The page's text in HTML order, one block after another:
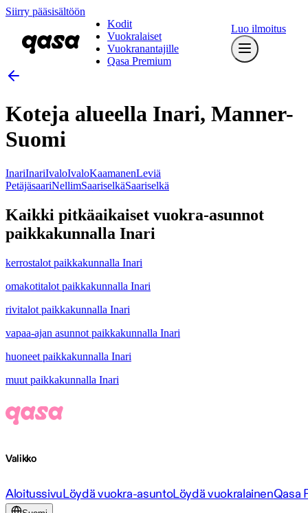
Siirry pääsisältöön
Kodit
Vuokralaiset
Vuokranantajille
Qasa Premium
Luo ilmoitus
Koteja alueella Inari, Manner-
Suomi
InariInariIvaloIvaloKaamanenLeviä
PetäjäsaariNellimSaariselkäSaariselkä
Kaikki pitkäaikaiset vuokra-asunnot
paikkakunnalla Inari
kerrostalot paikkakunnalla Inari
omakotitalot paikkakunnalla Inari
rivitalot paikkakunnalla Inari
vapaa-ajan asunnot paikkakunnalla Inari
huoneet paikkakunnalla Inari
muut paikkakunnalla Inari
Valikko
AloitussivuLöydä vuokra-asuntoLöydä vuokralainenQasa